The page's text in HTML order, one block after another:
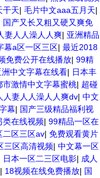
干天| 毛片中文aaa五月天|
国产又长又粗又硬又爽免
妻人人澡人人爽| 亚洲精品
幕a区一区三区| 最近2018
免费公开在线播放| 99精
洲中文字幕在线看| 日本丰
市激情中文字幕蜜桃| 超碰
人妻人人澡人人爽dv| 中文
幕| 国产三级精品福利视
类在线视频| 99精品一区在
二区三区av| 免费观看黄片
三区高清视频| 中文幕一区
日本一区二三区电影| 成人
| 18视频在线免费播放| 国